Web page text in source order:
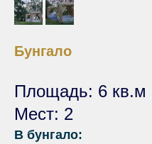
Бунгало
Площадь: 6 кв.м
Мест: 2
В бунгало: